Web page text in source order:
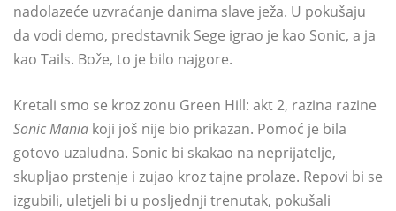
nadolazeće uzvraćanje danima slave ježa. U pokušaju
da vodi demo, predstavnik Sege igrao je kao Sonic, a ja
kao Tails. Bože, to je bilo najgore.
Kretali smo se kroz zonu Green Hill: akt 2, razina razine
Sonic Mania koji još nije bio prikazan. Pomoć je bila
gotovo uzaludna. Sonic bi skakao na neprijatelje,
skupljao prstenje i zujao kroz tajne prolaze. Repovi bi se
izgubili, uletjeli bi u posljednji trenutak, pokušali